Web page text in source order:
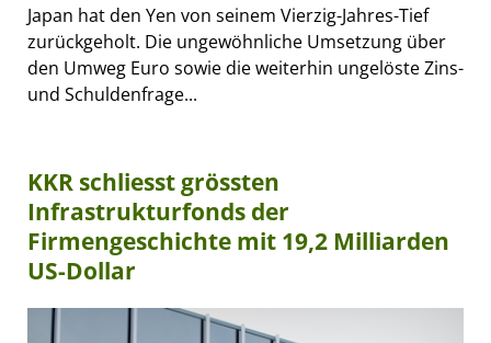
Japan hat den Yen von seinem Vierzig-Jahres-Tief
zurückgeholt. Die ungewöhnliche Umsetzung über
den Umweg Euro sowie die weiterhin ungelöste Zins-
und Schuldenfrage...
KKR schliesst grössten
Infrastrukturfonds der
Firmengeschichte mit 19,2 Milliarden
US-Dollar